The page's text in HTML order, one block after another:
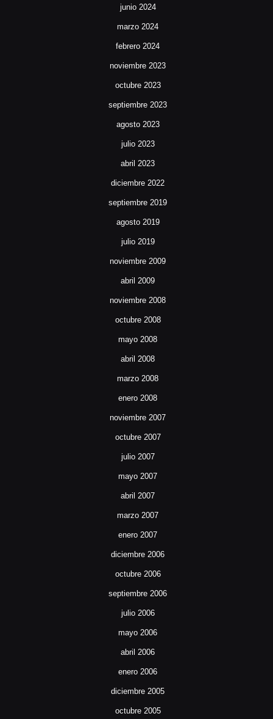
junio 2024
marzo 2024
febrero 2024
noviembre 2023
octubre 2023
septiembre 2023
agosto 2023
julio 2023
abril 2023
diciembre 2022
septiembre 2019
agosto 2019
julio 2019
noviembre 2009
abril 2009
noviembre 2008
octubre 2008
mayo 2008
abril 2008
marzo 2008
enero 2008
noviembre 2007
octubre 2007
julio 2007
mayo 2007
abril 2007
marzo 2007
enero 2007
diciembre 2006
octubre 2006
septiembre 2006
julio 2006
mayo 2006
abril 2006
enero 2006
diciembre 2005
octubre 2005